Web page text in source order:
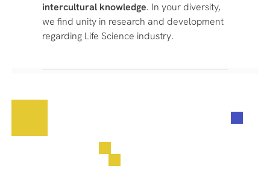
intercultural knowledge. In your diversity,
we find unity in research and development
regarding Life Science industry.